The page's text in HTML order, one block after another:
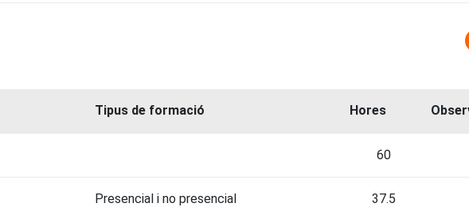
Tipus de formació Hores
60
Presencial i no presencial 37.5